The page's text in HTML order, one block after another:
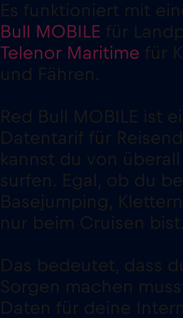
Es funktioniert mit
Bull MOBILE für
Telenor Maritime für
und Fähren.
Red Bull MOBILE ist
Datentarif für
kannst du von
surfen. Egal, ob du
Basejumping,
nur beim Cruisen bist.
Das bedeutet, dass
Sorgen machen
Daten für deine